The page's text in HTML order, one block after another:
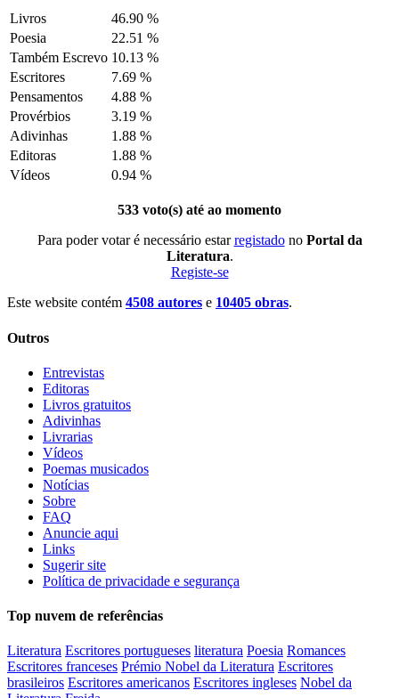
Livros
46.90 %
Poesia
22.51 %
Também Escrevo 10.13 %
Escritores
7.69 %
Pensamentos
4.88 %
Provérbios
3.19 %
Adivinhas
1.88 %
Editoras
1.88 %
Vídeos
0.94 %
533 voto(s) até ao momento
Para poder votar é necessário estarregistadono Portal da
Literatura.
Registe-se
Este website contém 4508 autores e 10405 obras.
Outros
Entrevistas
Editoras
Livros gratuitos
Adivinhas
Livrarias
Vídeos
Poemas musicados
Notícias
Sobre
FAQ
Anuncie aqui
Links
Sugerir site
Política de privacidade e segurança
Top nuvem de referências
Literatura Escritores portugueses literatura Poesia Romances
Escritores franceses Prémio Nobel da Literatura Escritores
brasileiros Escritores americanos Escritores ingleses Nobel da